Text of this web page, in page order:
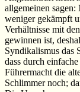
allgemeinen
weniger gekämpft
Verhältnisse mit
gewinnen ist,
Syndikalismus das
dass durch
Führermacht die
Schlimmer noch;